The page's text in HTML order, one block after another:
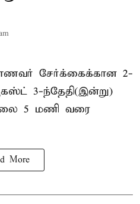
சேர்க்கைக்கான 2-
3-ந்தேதி(இன்று)
5 மணி வரை
More